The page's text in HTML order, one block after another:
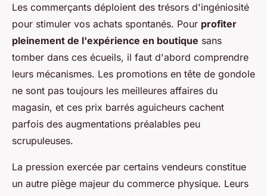
Les commerçants déploient des trésors d'ingéniosité
pour stimuler vos achats spontanés. Pour profiter
pleinement de l'expérience en boutique sans
tomber dans ces écueils, il faut d'abord comprendre
leurs mécanismes. Les promotions en tête de gondole
ne sont pas toujours les meilleures affaires du
magasin, et ces prix barrés aguicheurs cachent
parfois des augmentations préalables peu
scrupuleuses.
La pression exercée par certains vendeurs constitue
un autre piège majeur du commerce physique. Leurs